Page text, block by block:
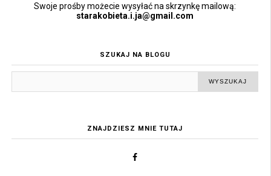
Swoje prośby możecie wysyłać na skrzynkę mailową:
starakobieta.i.ja@gmail.com
SZUKAJ NA BLOGU
ZNAJDZIESZ MNIE TUTAJ